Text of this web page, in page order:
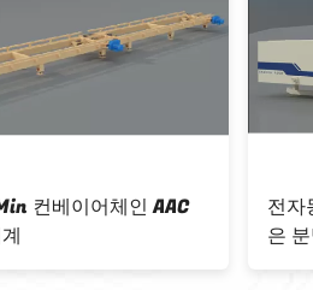
벽돌 블록 철골 구조물
공장 곰팡이를 공기
니다
기계